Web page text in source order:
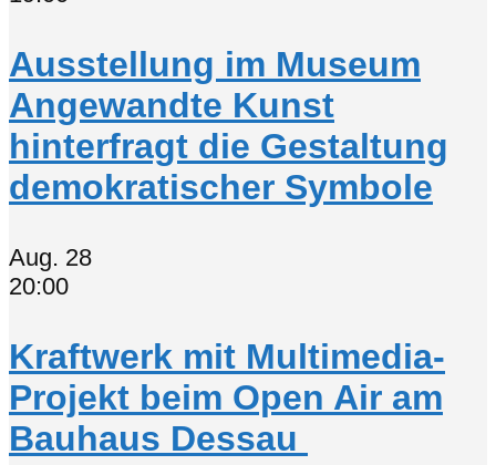
Ausstellung im Museum
Angewandte Kunst
hinterfragt die Gestaltung
demokratischer Symbole
Aug. 28
20:00
Kraftwerk mit Multimedia-
Projekt beim Open Air am
Bauhaus Dessau